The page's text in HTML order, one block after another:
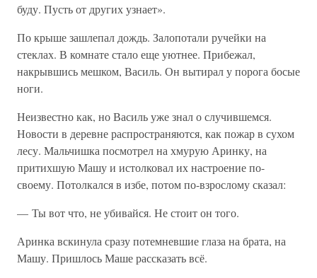
буду. Пусть от других узнает».
По крыше зашлепал дождь. Залопотали ручейки на
стеклах. В комнате стало еще уютнее. Прибежал,
накрывшись мешком, Василь. Он вытирал у порога босые
ноги.
Неизвестно как, но Василь уже знал о случившемся.
Новости в деревне распространяются, как пожар в сухом
лесу. Мальчишка посмотрел на хмурую Аринку, на
притихшую Машу и истолковал их настроение по-
своему. Потолкался в избе, потом по-взрослому сказал:
— Ты вот что, не убивайся. Не стоит он того.
Аринка вскинула сразу потемневшие глаза на брата, на
Машу. Пришлось Маше рассказать всё.